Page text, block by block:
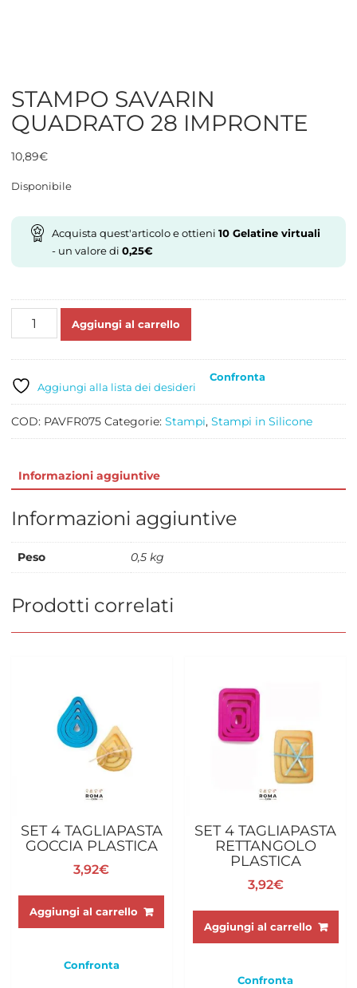
STAMPO SAVARIN
QUADRATO 28 IMPRONTE
10,89€
Disponibile
Acquista quest'articolo e ottieni 10Gelatine virtuali
- un valore di 0,25€
STAMPO
IMPRONTE
quantità
Aggiungi al carrello
Aggiungi alla lista dei desideri
Confronta
COD: PAVFR075 Categorie: Stampi, Stampi in Silicone
Informazioni aggiuntive
Informazioni aggiuntive
Peso 0,5 kg
Prodotti correlati
SET 4 TAGLIAPASTA
GOCCIA PLASTICA
3,92€
Aggiungi al carrello
Confronta
SET 4 TAGLIAPASTA
RETTANGOLO
PLASTICA
3,92€
Aggiungi al carrello
Confronta